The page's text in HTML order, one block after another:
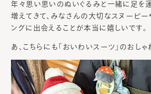
年々思い思いのぬいぐるみと一緒に足を
増えてきて、みなさんの大切なスヌーピー
ングに出会えることが本当に嬉しいです。
あ、こちらにも「おいわいスーツ」のおしゃ